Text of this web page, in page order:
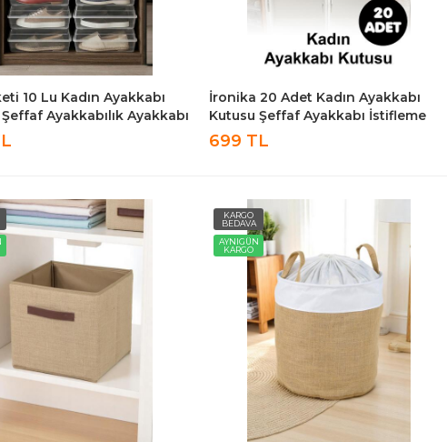
10 Lu Kadın Ayakkabı
Ayakkabılık Ayakkabı
Kutusu
İronika 20 Adet Kadın Ayakkabı
Kutusu Şeffaf Ayakkabı İstifleme
Saklama Kutusu
699 TL
KARGO
BEDAVA
AYNIGÜN
KARGO